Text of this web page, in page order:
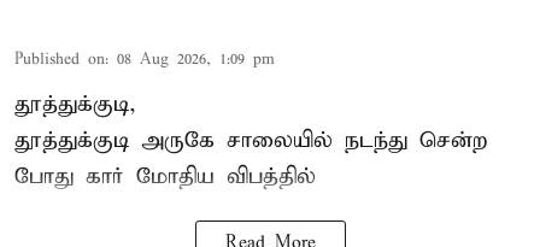
Published on: 08 Aug 2026, 1:09 pm
தூத்துக்குடி,
தூத்துக்குடி அருகே சாலையில் நடந்து சென்ற
போது கார் மோதிய விபத்தில்